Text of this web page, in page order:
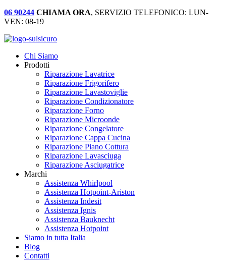
06 90244 CHIAMA ORA, SERVIZIO TELEFONICO: LUN-
VEN: 08-19
Chi Siamo
Prodotti
Riparazione Lavatrice
Riparazione Frigorifero
Riparazione Lavastoviglie
Riparazione Condizionatore
Riparazione Forno
Riparazione Microonde
Riparazione Congelatore
Riparazione Cappa Cucina
Riparazione Piano Cottura
Riparazione Lavasciuga
Riparazione Asciugatrice
Marchi
Assistenza Whirlpool
Assistenza Hotpoint-Ariston
Assistenza Indesit
Assistenza Ignis
Assistenza Bauknecht
Assistenza Hotpoint
Siamo in tutta Italia
Blog
Contatti